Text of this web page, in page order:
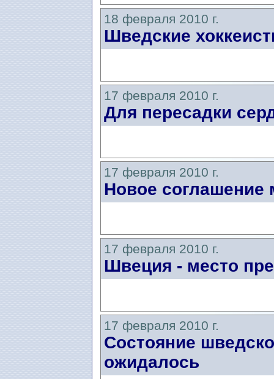
18 февраля 2010 г.
Шведские
17 февраля 2010 г.
Для пересадки
17 февраля 2010 г.
Новое
17 февраля 2010 г.
Швеция - место
17 февраля 2010 г.
Состояние
ожидалось